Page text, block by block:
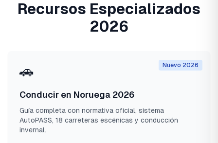
Recursos Especializados
2026
Nuevo 2026
🚗
Conducir en Noruega 2026
Guía completa con normativa oficial, sistema
AutoPASS, 18 carreteras escénicas y conducción
invernal.